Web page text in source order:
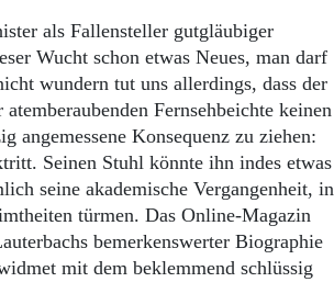
als Fallensteller gutgläubiger
Wucht schon etwas Neues, man darf
wundern tut uns allerdings, dass der
Fernsehbeichte keinen
angemessene Konsequenz zu ziehen:
Seinen Stuhl könnte ihn indes etwas
seine akademische Vergangenheit, in
türmen. Das Online-Magazin
bemerkenswerter Biographie
mit dem beklemmend schlüssig